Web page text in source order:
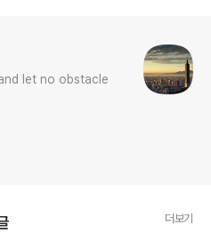
let no obstacle
더보기